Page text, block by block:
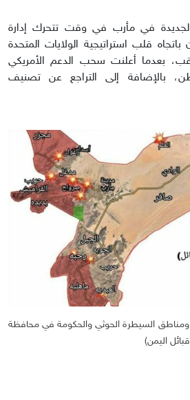
الجديدة في مأرب في وقت تتحرك إدارة
قلب استراتيجية الولايات المتحدة
بعدما أعلنت سحب الدعم الأمريكي
بالإضافة إلى التراجع عن تصنيف
السيطرة الحوثي والحكومة في محافظة
اليمن)